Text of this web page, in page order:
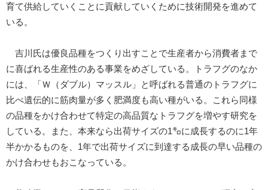
育て供給していくことに貢献していくために技術開発を進めて
いる。
吉川氏は優良品種をつくり出すことで生産者から消費者まで
に喜ばれる生産性のある事業をめざしている。トラフグのなか
には、「Ｗ（ダブル）マッスル」と呼ばれる普通のトラフグに
比べ遺伝的に筋肉量が多く肥満度も高い種がいる。これら同様
の品種をかけ合わせて特定の高品質なトラフグを増やす研究を
している。また、本来なら出荷サイズの1㌔に成長するのに1年
半かかるものを、1年で出荷サイズに到達する成長の早い品種の
かけ合わせもおこなっている。